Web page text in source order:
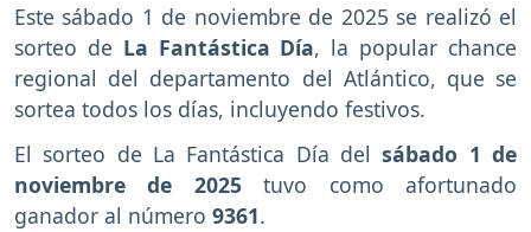
Este sábado 1 de noviembre de 2025 se realizó el
sorteo de La Fantástica Día, la popular chance
regional del departamento del Atlántico, que se
sortea todos los días, incluyendo festivos.
El sorteo de La Fantástica Día delsábado 1 de
noviembre de 2025tuvo como afortunado
ganador al número 9361.